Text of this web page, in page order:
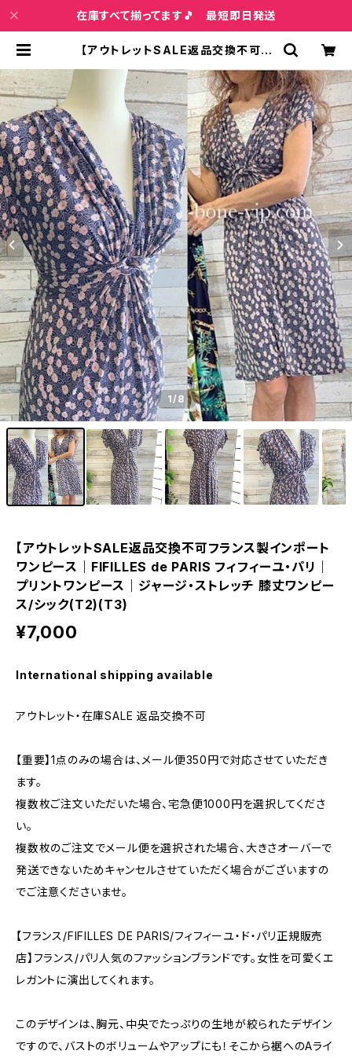
在庫すべて揃ってます🎵 最短即日発送
【アウトレットSALE返品交換不可フ
LLES de PARIS フィフィーユ・パリ
｜プリントワンピース｜ジャージ・ス
トレッチ 膝丈ワンピース/シック(T2)
(T3) | インポートファッション＆ジュ
エリー Wish Bone VIP
1/8
【アウトレットSALE返品交換不可フランス製インポート
ワンピース｜FIFILLES de PARIS フィフィーユ・パリ｜
プリントワンピース｜ジャージ・ストレッチ 膝丈ワンピー
ス/シック(T2)(T3)
¥7,000
International shipping available
アウトレット・在庫SALE 返品交換不可
【重要】1点のみの場合は、メール便350円で対応させていただき
ます。
複数枚ご注文いただいた場合、宅急便1000円を選択してくださ
い。
複数枚のご注文でメール便を選択された場合、大きさオーバーで
発送できないためキャンセルさせていただく場合がございますの
でご注意くださいませ。
【フランス/FIFILLES DE PARIS/フィフィーユ・ド・パリ正規販売
店】フランス/パリ人気のファッションブランドです。女性を可愛くエ
レガントに演出してくれます。
このデザインは、胸元、中央でたっぷりの生地が絞られたデザイン
ですので、バストのボリュームやアップにも！そこから裾へのAライ